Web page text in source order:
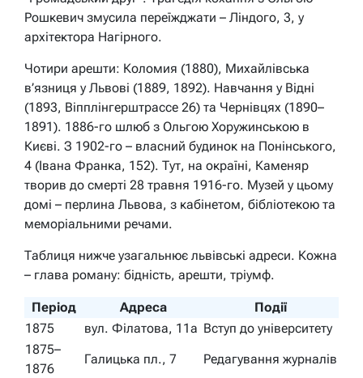
Рошкевич змусила переїжджати – Ліндого, 3, у
архітектора Нагірного.
Чотири арешти: Коломия (1880), Михайлівська
в’язниця у Львові (1889, 1892). Навчання у Відні
(1893, Віпплінгерштрассе 26) та Чернівцях (1890–
1891). 1886-го шлюб з Ольгою Хоружинською в
Києві. З 1902-го – власний будинок на Понінського,
4 (Івана Франка, 152). Тут, на окраїні, Каменяр
творив до смерті 28 травня 1916-го. Музей у цьому
домі – перлина Львова, з кабінетом, бібліотекою та
меморіальними речами.
Таблиця нижче узагальнює львівські адреси. Кожна
– глава роману: бідність, арешти, тріумф.
Період Адреса
Події
1875
вул. Філатова, 11а Вступ до університету
1875–
1876
Галицька пл., 7 Редагування журналів